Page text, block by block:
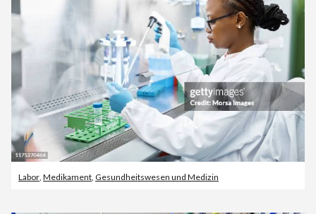
Labor, Medikament, Gesundheitswesen und Medizin